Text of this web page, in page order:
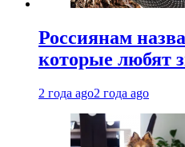
Россиянам
которые любят
2 года ago2 года ago